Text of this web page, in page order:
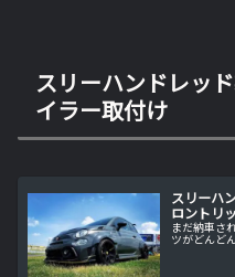
スリーハンドレッ
イラー取付け
スリーハ
ロントリ
まだ納車さ
ツがどんど